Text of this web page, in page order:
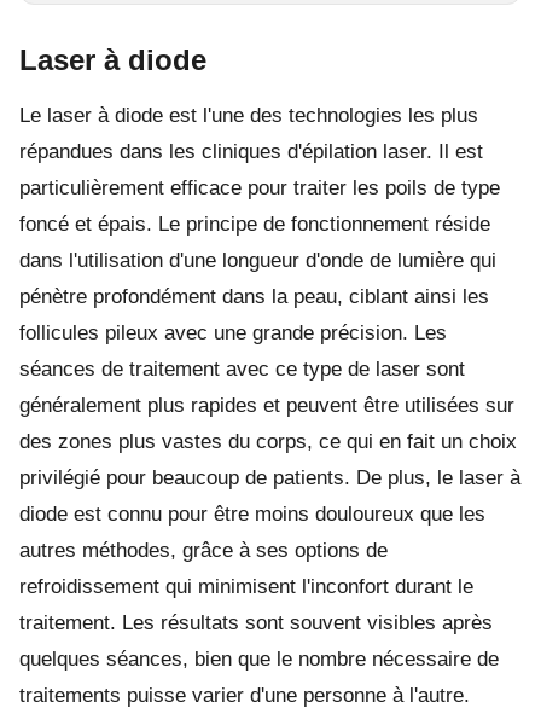
Laser à diode
Le laser à diode est l'une des technologies les plus
répandues dans les cliniques d'épilation laser. Il est
particulièrement efficace pour traiter les poils de type
foncé et épais. Le principe de fonctionnement réside
dans l'utilisation d'une longueur d'onde de lumière qui
pénètre profondément dans la peau, ciblant ainsi les
follicules pileux avec une grande précision. Les
séances de traitement avec ce type de laser sont
généralement plus rapides et peuvent être utilisées sur
des zones plus vastes du corps, ce qui en fait un choix
privilégié pour beaucoup de patients. De plus, le laser à
diode est connu pour être moins douloureux que les
autres méthodes, grâce à ses options de
refroidissement qui minimisent l'inconfort durant le
traitement. Les résultats sont souvent visibles après
quelques séances, bien que le nombre nécessaire de
traitements puisse varier d'une personne à l'autre.